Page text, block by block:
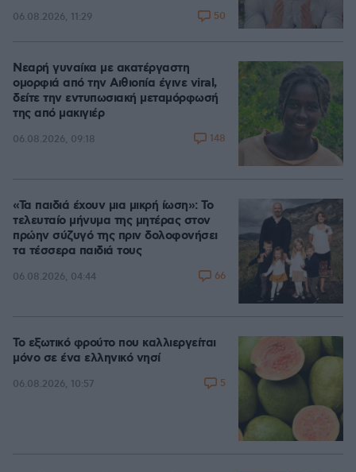
06.08.2026, 11:29 50
Νεαρή γυναίκα με ακατέργαστη
ομορφιά από την Αιθιοπία έγινε viral,
δείτε την εντυπωσιακή μεταμόρφωσή
της από μακιγιέρ
06.08.2026, 09:18 148
«Τα παιδιά έχουν μια μικρή ίωση»: Το
τελευταίο μήνυμα της μητέρας στον
πρώην σύζυγό της πριν δολοφονήσει
τα τέσσερα παιδιά τους
06.08.2026, 04:44 66
Το εξωτικό φρούτο που καλλιεργείται
μόνο σε ένα ελληνικό νησί
06.08.2026, 10:57 5